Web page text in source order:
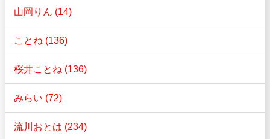
山岡りん (14)
ことね (136)
桜井ことね (136)
みらい (72)
流川おとは (234)